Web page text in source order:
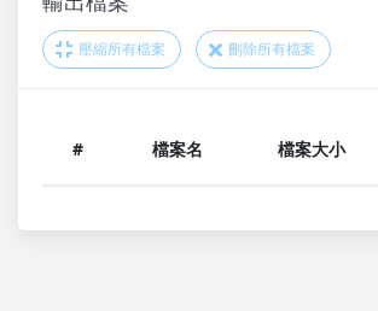
壓縮所有檔案 刪除所有檔案
# 檔案名 檔案大小